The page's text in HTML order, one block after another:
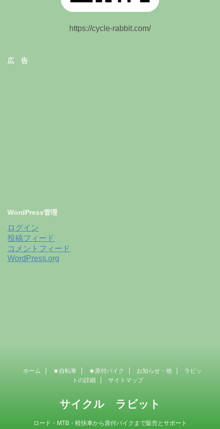
https://cycle-rabbit.com/
広 告
WordPress管理
ログイン
投稿フィード
コメントフィード
WordPress.org
ホーム ★自転車 ★原付バイク お知らせ・他
ラビッ
トの詳細
サイトマップ
サイクル ラビット
ロード・MTB・軽快車から原付バイクまで販売とサポート